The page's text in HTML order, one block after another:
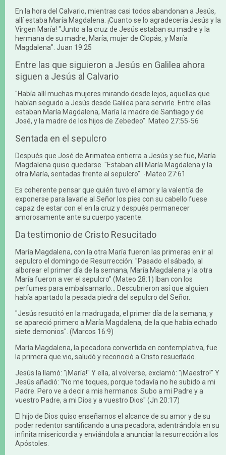
En la hora del Calvario, mientras casi todos abandonan a Jesús,
allí estaba María Magdalena. ¡Cuanto se lo agradecería Jesús y la
Virgen María! "Junto a la cruz de Jesús estaban su madre y la
hermana de su madre, María, mujer de Clopás, y María
Magdalena". Juan 19:25
Entre las que siguieron a Jesús en Galilea ahora
siguen a Jesús al Calvario
"Había allí muchas mujeres mirando desde lejos, aquellas que
habían seguido a Jesús desde Galilea para servirle. Entre ellas
estaban María Magdalena, María la madre de Santiago y de
José, y la madre de los hijos de Zebedeo". Mateo 27:55-56
Sentada en el sepulcro
Después que José de Arimatea entierra a Jesús y se fue, María
Magdalena quiso quedarse. "Estaban allí María Magdalena y la
otra María, sentadas frente al sepulcro". -Mateo 27:61
Es coherente pensar que quién tuvo el amor y la valentía de
exponerse para lavarle al Señor los pies con su cabello fuese
capaz de estar con el en la cruz y después permanecer
amorosamente ante su cuerpo yacente.
Da testimonio de Cristo Resucitado
María Magdalena, con la otra María fueron las primeras en ir al
sepulcro el domingo de Resurrección: "Pasado el sábado, al
alborear el primer día de la semana, María Magdalena y la otra
María fueron a ver el sepulcro" (Mateo 28:1) Iban con los
perfumes para embalsamarlo... Descubrieron así que alguien
había apartado la pesada piedra del sepulcro del Señor.
"Jesús resucitó en la madrugada, el primer día de la semana, y
se apareció primero a María Magdalena, de la que había echado
siete demonios". (Marcos 16:9)
María Magdalena, la pecadora convertida en contemplativa, fue
la primera que vio, saludó y reconoció a Cristo resucitado.
Jesús la llamó: "¡María!" Y ella, al volverse, exclamó: "¡Maestro!" Y
Jesús añadió: "No me toques, porque todavía no he subido a mi
Padre. Pero ve a decir a mis hermanos: Subo a mi Padre y a
vuestro Padre, a mi Dios y a vuestro Dios" (Jn 20:17)
El hijo de Dios quiso enseñarnos el alcance de su amor y de su
poder redentor santificando a una pecadora, adentrándola en su
infinita misericordia y enviándola a anunciar la resurrección a los
Apóstoles.